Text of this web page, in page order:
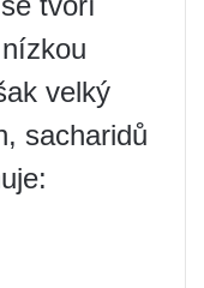
velký
sacharidů